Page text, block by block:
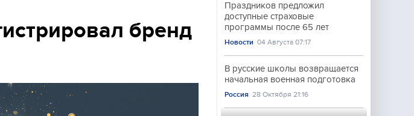
Происшествия
бренд
Праздников предложил
доступные страховые
программы после 65 лет
Новости 04 Августа 07:17
В русские школы возвращается
начальная военная подготовка
Россия 28 Октября 21:16